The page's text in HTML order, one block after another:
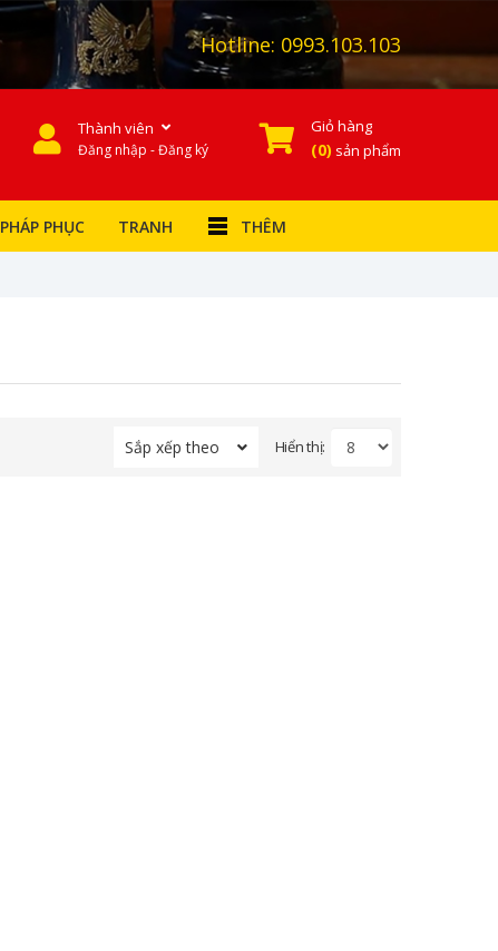
Hotline: 0993.103.103
Thành viên
Đăng nhập - Đăng ký
Giỏ hàng
0 sản phẩm
PHÁP PHỤC TRANH THÊM
Sắp xếp theo Hiển thị: